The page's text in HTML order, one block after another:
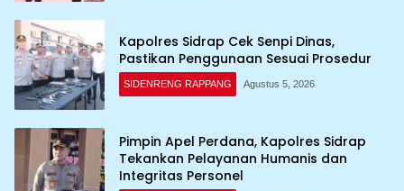
Kapolres Sidrap Cek Senpi Dinas,
Pastikan Penggunaan Sesuai Prosedur
SIDENRENG RAPPANG Agustus 5, 2026
Pimpin Apel Perdana, Kapolres Sidrap
Tekankan Pelayanan Humanis dan
Integritas Personel